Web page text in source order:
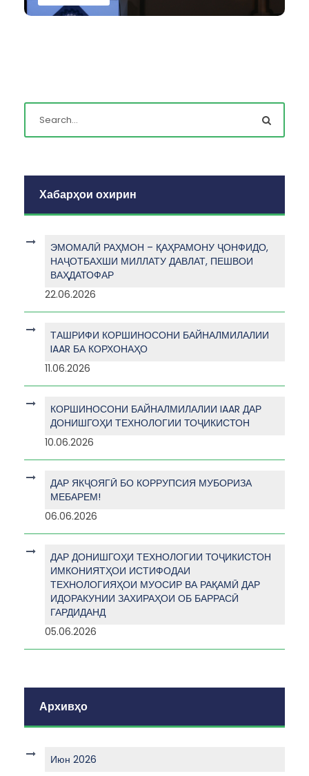
Хабарҳои охирин
ЭМОМАЛӢ РАҲМОН – ҚАҲРАМОНУ ҶОНФИДО,
НАҶОТБАХШИ МИЛЛАТУ ДАВЛАТ, ПЕШВОИ
ВАҲДАТОФАР
22.06.2026
ТАШРИФИ КОРШИНОСОНИ БАЙНАЛМИЛАЛИИ
IAAR БА КОРХОНАҲО
11.06.2026
КОРШИНОСОНИ БАЙНАЛМИЛАЛИИ IAAR ДАР
ДОНИШГОҲИ ТЕХНОЛОГИИ ТОҶИКИСТОН
10.06.2026
ДАР ЯКҶОЯГӢ БО КОРРУПСИЯ МУБОРИЗА
МЕБАРЕМ!
06.06.2026
ДАР ДОНИШГОҲИ ТЕХНОЛОГИИ ТОҶИКИСТОН
ИМКОНИЯТҲОИ ИСТИФОДАИ
ТЕХНОЛОГИЯҲОИ МУОСИР ВА РАҚАМӢ ДАР
ИДОРАКУНИИ ЗАХИРАҲОИ ОБ БАРРАСӢ
ГАРДИДАНД
05.06.2026
Архивҳо
Июн 2026